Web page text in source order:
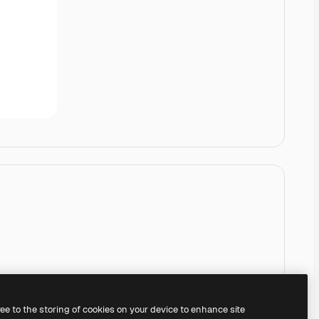
to the storing of cookies on your device to enhance site